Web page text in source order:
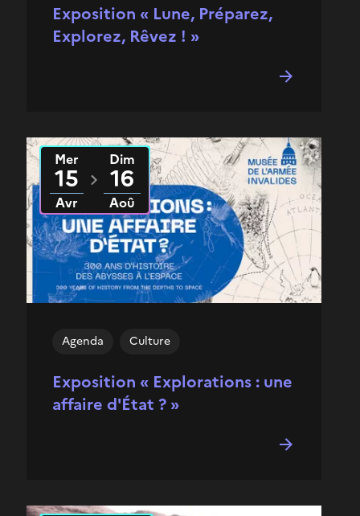
Exposition « Lune, Préparez,
Explorez, Rêvez ! »
Exposition « Explorations : une
affaire d'État ? »
Agenda Culture
Du
Mer
15
Avr
2026 au
Dim
16
Aoû
2026